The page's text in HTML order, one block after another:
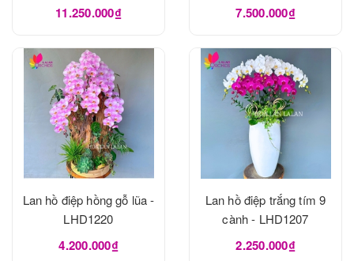
11.250.000₫ 7.500.000₫
Lan hồ điệp hồng gỗ lũa -
LHD1220
4.200.000₫
Lan hồ điệp trắng tím 9
cành - LHD1207
2.250.000₫